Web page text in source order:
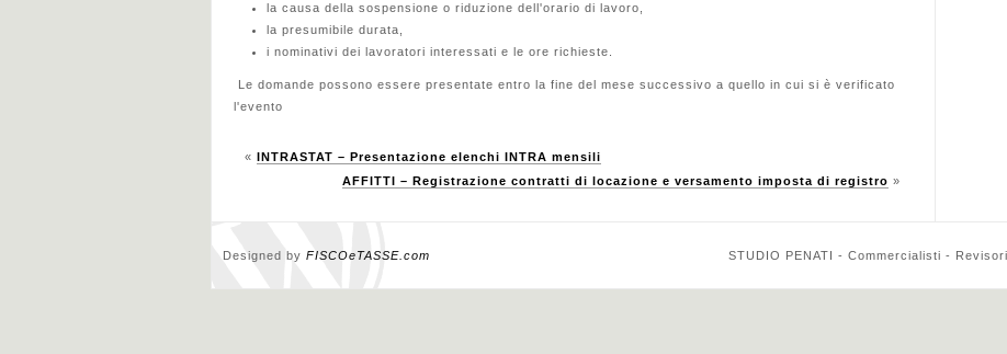
la causa della sospensione o riduzione dell'orario di lavoro,
la presumibile durata,
i nominativi dei lavoratori interessati e le ore richieste.
Le domande possono essere presentate entro la fine del mese successivo a quello in cui si è verificato
l'evento
« INTRASTAT – Presentazione elenchi INTRA mensili
AFFITTI – Registrazione contratti di locazione e versamento imposta di registro »
Designed by FISCOeTASSE.com STUDIO PENATI - Commercialisti -